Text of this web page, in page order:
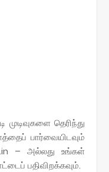
தெரிந்து
பார்வையிடவும்
– அல்லது உங்கள்
பதிவிறக்கவும்.